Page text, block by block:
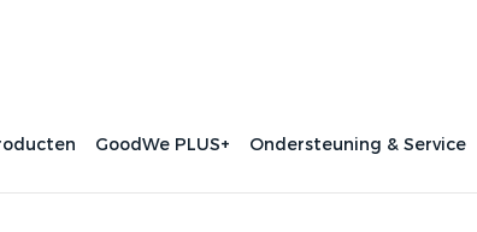
GoodWe PLUS+ Ondersteuning & Service